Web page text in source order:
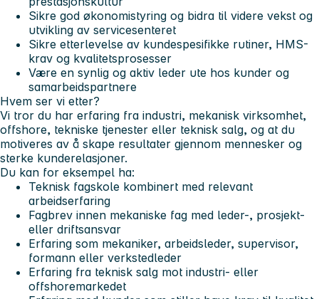
Sikre god økonomistyring og bidra til videre vekst og
utvikling av servicesenteret
Sikre etterlevelse av kundespesifikke rutiner, HMS-
krav og kvalitetsprosesser
Være en synlig og aktiv leder ute hos kunder og
samarbeidspartnere
Hvem ser vi etter?
Vi tror du har erfaring fra industri, mekanisk virksomhet,
offshore, tekniske tjenester eller teknisk salg, og at du
motiveres av å skape resultater gjennom mennesker og
sterke kunderelasjoner.
Du kan for eksempel ha:
Teknisk fagskole kombinert med relevant
arbeidserfaring
Fagbrev innen mekaniske fag med leder-, prosjekt-
eller driftsansvar
Erfaring som mekaniker, arbeidsleder, supervisor,
formann eller verkstedleder
Erfaring fra teknisk salg mot industri- eller
offshoremarkedet